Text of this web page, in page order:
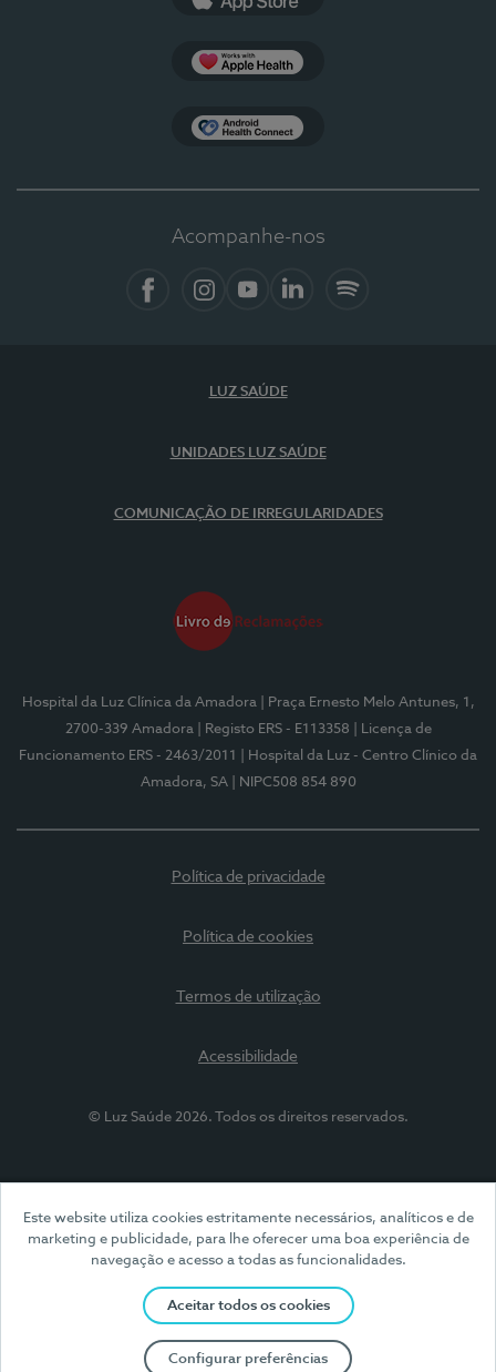
Este website utiliza cookies estritamente necessários, analíticos e de
marketing e publicidade, para lhe oferecer uma boa experiência de
navegação e acesso a todas as funcionalidades.
Aceitar todos os cookies
Configurar preferências
Acompanhe-nos
LUZ SAÚDE
UNIDADES LUZ SAÚDE
COMUNICAÇÃO DE IRREGULARIDADES
Hospital da Luz Clínica da Amadora
| Praça Ernesto Melo Antunes, 1,
2700-339 Amadora
| Registo ERS - E113358
| Licença de
Funcionamento ERS - 2463/2011
| Hospital da Luz - Centro Clínico da
Amadora, SA
| NIPC508 854 890
Política de privacidade
Política de cookies
Termos de utilização
Acessibilidade
© Luz Saúde 2026. Todos os direitos reservados.